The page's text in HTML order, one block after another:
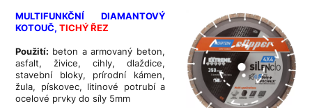
MULTIFUNKČNÍ DIAMANTOVÝ
KOTOUČ, TICHÝ ŘEZ
Použití: beton a armovaný beton,
asfalt, živice, cihly, dlaždice,
stavební bloky, prírodní kámen,
žula, pískovec, litinové potrubí a
ocelové prvky do síly 5mm